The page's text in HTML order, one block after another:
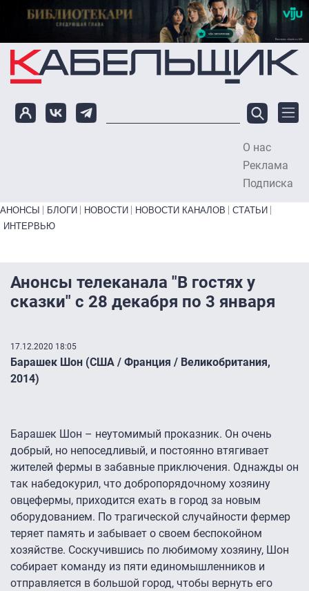
Перейти к основному содержанию
О нас
Реклама
Подписка
Primary links bottom
АНОНСЫ БЛОГИ НОВОСТИ НОВОСТИ КАНАЛОВ
СТАТЬИ
ИНТЕРВЬЮ
Анонсы телеканала "В гостях у
сказки" с 28 декабря по 3 января
17.12.2020 18:05
Барашек Шон (США / Франция / Великобритания,
2014)
Барашек Шон – неутомимый проказник. Он очень
добрый, но непоседливый, и постоянно втягивает
жителей фермы в забавные приключения. Однажды он
так набедокурил, что добропорядочному хозяину
овцефермы, приходится ехать в город за новым
оборудованием. По трагической случайности фермер
теряет память и забывает о своем беспокойном
хозяйстве. Соскучившись по любимому хозяину, Шон
собирает команду из пяти единомышленников и
отправляется в большой город, чтобы вернуть его